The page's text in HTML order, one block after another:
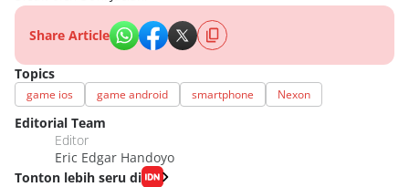
Share Article
Topics
game ios game android smartphone Nexon
Editorial Team
Editor
Eric Edgar Handoyo
Tonton lebih seru di